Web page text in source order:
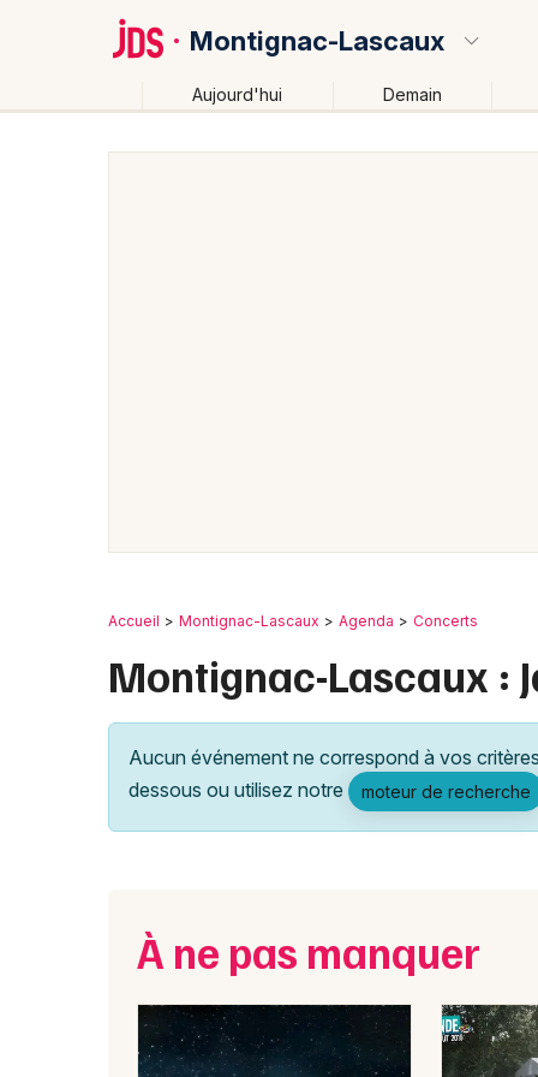
Montignac-Lascaux
Aujourd'hui Demain
Accueil Montignac-Lascaux Agenda Concerts
Montignac-Lascaux :
Aucun événement ne correspond à vos
dessous ou utilisez notre
moteur de recherche
À ne pas manquer